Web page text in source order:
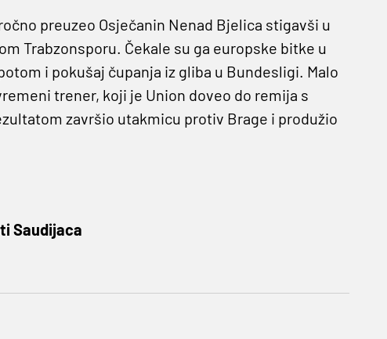
preuzeo Osječanin Nenad Bjelica stigavši u
Trabzonsporu. Čekale su ga europske bitke u
i pokušaj čupanja iz gliba u Bundesligi. Malo
trener, koji je Union doveo do remija s
završio utakmicu protiv Brage i produžio
Saudijaca